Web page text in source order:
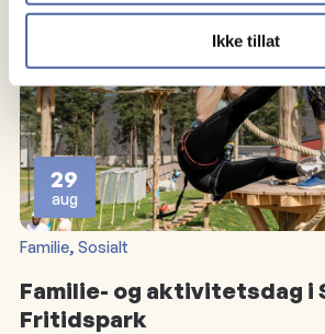
Ikke tillat
29
aug
Familie, Sosialt
Familie- og aktivitetsdag i
Fritidspark